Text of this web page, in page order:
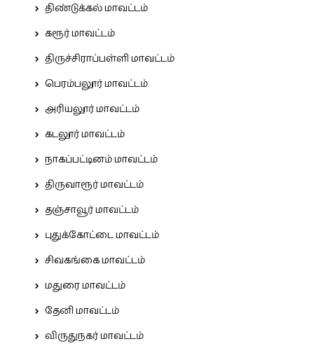
திண்டுக்கல் மாவட்டம்
கரூர் மாவட்டம்
திருச்சிராப்பள்ளி மாவட்டம்
பெரம்பலூர் மாவட்டம்
அரியலூர் மாவட்டம்
கடலூர் மாவட்டம்
நாகப்பட்டினம் மாவட்டம்
திருவாரூர் மாவட்டம்
தஞ்சாவூர் மாவட்டம்
புதுக்கோட்டை மாவட்டம்
சிவகங்கை மாவட்டம்
மதுரை மாவட்டம்
தேனி மாவட்டம்
விருதுநகர் மாவட்டம்